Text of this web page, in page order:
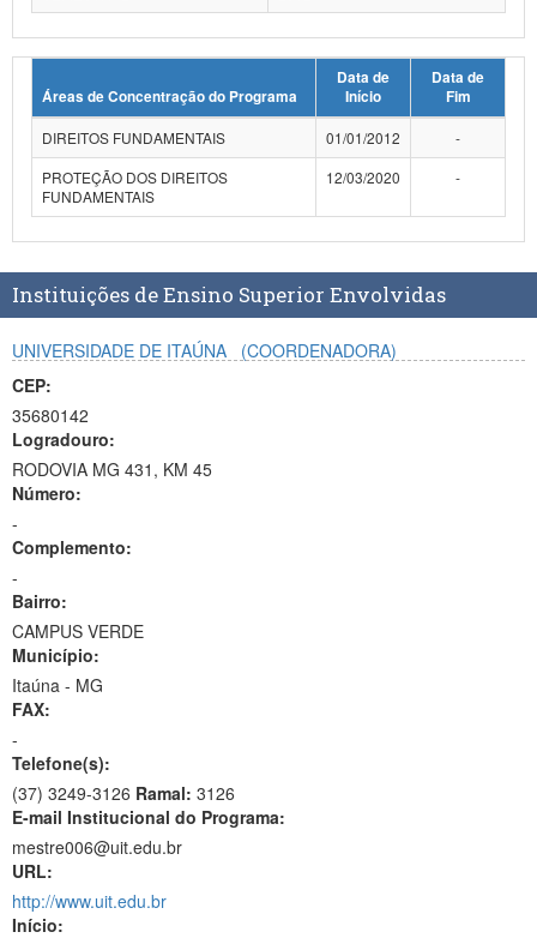
Planalto
Áreas de Concentração do Programa
Data de
Início
Data de
Fim
DIREITOS FUNDAMENTAIS
01/01/2012
-
PROTEÇÃO DOS DIREITOS
FUNDAMENTAIS
12/03/2020 -
Instituições de Ensino Superior Envolvidas
UNIVERSIDADE DE ITAÚNA
(COORDENADORA)
CEP:
35680142
Logradouro:
RODOVIA MG 431, KM 45
Número:
-
Complemento:
-
Bairro:
CAMPUS VERDE
Município:
Itaúna - MG
FAX:
-
Telefone(s):
(37) 3249-3126 Ramal: 3126
E-mail Institucional do Programa:
mestre006@uit.edu.br
URL:
http://www.uit.edu.br
Início: